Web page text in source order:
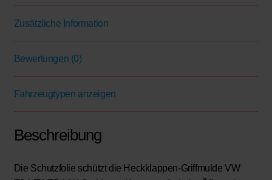
Menge
Zusätzliche Information
Bewertungen (0)
Fahrzeugtypen anzeigen
Beschreibung
Die Schutzfolie schützt die Heckklappen-Griffmulde VW